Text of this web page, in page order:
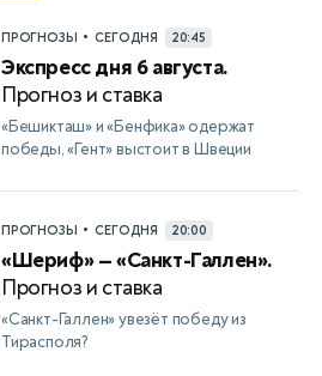
ПРОГНОЗЫ • СЕГОДНЯ 20:45
Экспресс дня 6 августа.
Прогноз и ставка
«Бешикташ» и «Бенфика» одержат
победы, «Гент» выстоит в Швеции
ПРОГНОЗЫ • СЕГОДНЯ 20:00
«Шериф» — «Санкт-Галлен».
Прогноз и ставка
«Санкт-Галлен» увезёт победу из
Тирасполя?